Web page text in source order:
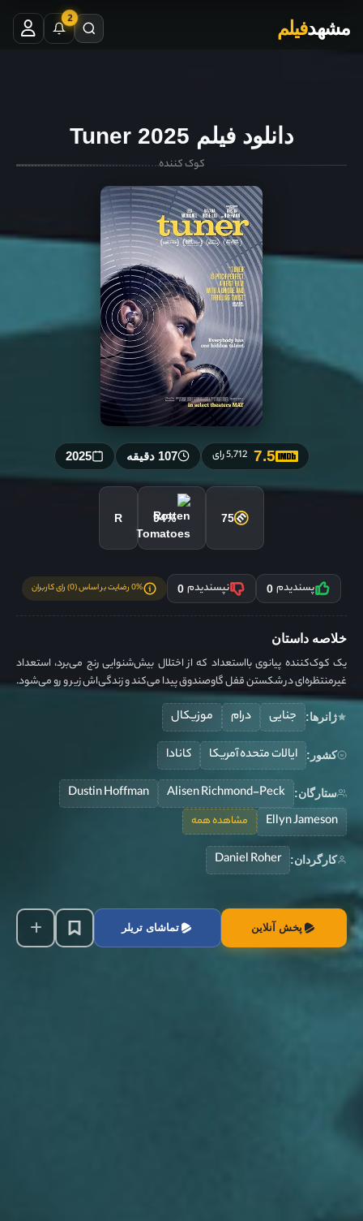
مشهدفیلم 2
دانلود فیلم Tuner 2025
کوک کننده
7.5 5,712 رای 107 دقیقه 2025
75
94%
R
پسندیدم 0 نپسندیدم 0 0% رضایت بر اساس (0) رای کاربران
خلاصه داستان
یک کوک‌کننده پیانوی بااستعداد که از اختلال بیش‌شنوایی رنج می‌برد، استعداد
غیرمنتظره‌ای در شکستن قفل گاوصندوق پیدا می‌کند و زندگی‌اش زیر و رو می‌شود.
ژانرها: جنایی درام موزیکال
کشور: ایالات متحده آمریکا کانادا
ستارگان: Alisen Richmond-Peck
Dustin Hoffman
Ellyn Jameson
مشاهده همه
کارگردان: Daniel Roher
پخش آنلاین تماشای تریلر